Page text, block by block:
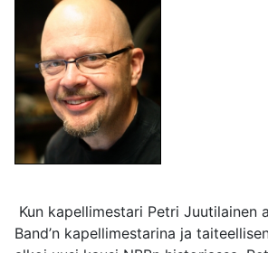
Kun kapellimestari Petri Juutilainen
Band’n kapellimestarina ja